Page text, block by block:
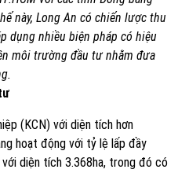
này, Long An có chiến lược thu
dụng nhiều biện pháp có hiệu
môi trường đầu tư nhằm đưa
(KCN) với diện tích hơn
hoạt động với tỷ lệ lấp đầy
diện tích 3.368ha, trong đó có